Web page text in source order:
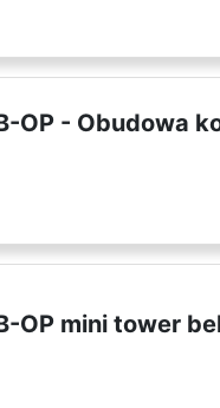
OP - Obudowa
OP mini tower